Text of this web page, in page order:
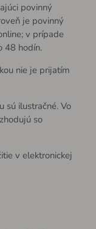
povinný
je povinný
v prípade
48 hodín.
​​nie je prijatím
sú ilustračné. Vo
so
v elektronickej